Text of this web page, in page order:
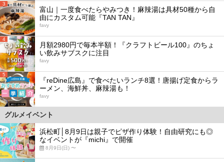
3
富山｜一度食べたらやみつき！麻辣湯は具材50種から自
由にカスタム可能『TAN TAN』
favy
4
月額2980円で毎本半額！『クラフトビール100』のちょ
い飲みサブスクに注目
favy
5
『reDine広島』で食べたいランチ8選！唐揚げ定食からラ
ーメン、海鮮丼、麻辣湯も！
favy
グルメイベント
浜松町│8月9日は親子でピザ作り体験！自由研究にも◎
なイベントが『michi』で開催
8月9日(日) 〜